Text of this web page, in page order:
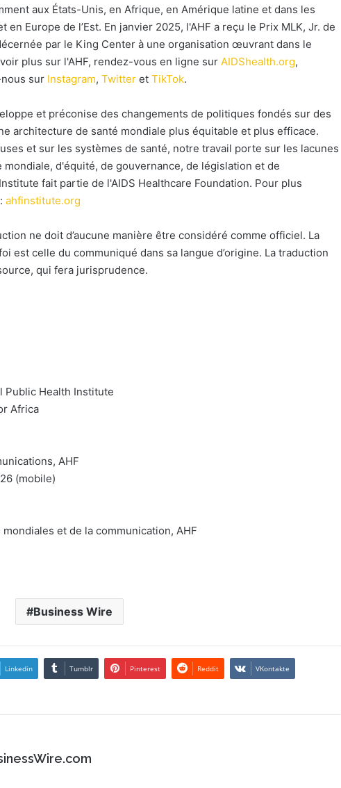
aux États-Unis, en Afrique, en Amérique latine et dans les
Europe de l’Est. En janvier 2025, l'AHF a reçu le Prix MLK, Jr. de
par le King Center à une organisation œuvrant dans le
plus sur l'AHF, rendez-vous en ligne sur AIDShealth.org,
sur Instagram, Twitter et TikTok.
et préconise des changements de politiques fondés sur des
architecture de santé mondiale plus équitable et plus efficace.
et sur les systèmes de santé, notre travail porte sur les lacunes
d'équité, de gouvernance, de législation et de
fait partie de l'AIDS Healthcare Foundation. Pour plus
ahfinstitute.org
ne doit d’aucune manière être considéré comme officiel. La
est celle du communiqué dans sa langue d’origine. La traduction
qui fera jurisprudence.
Public Health Institute
Africa
AHF
(mobile)
et de la communication, AHF
Business Wire
Linkedin Tumblr Pinterest Reddit VKontakte